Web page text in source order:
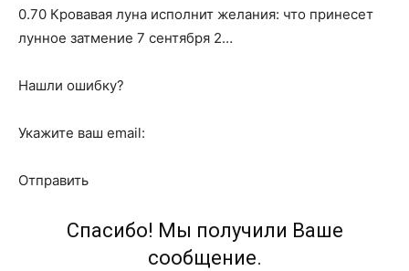
0.70 Кровавая луна исполнит желания: что принесет
лунное затмение 7 сентября 2…
Нашли ошибку?
Укажите ваш email:
Отправить
Спасибо! Мы получили Ваше
сообщение.